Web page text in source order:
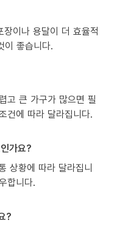
이나 용달이 더 효율적
이 좋습니다.
고 큰 가구가 많으면 필
건에 따라 달라집니다.
가요?
상황에 따라 달라집니
합니다.
?